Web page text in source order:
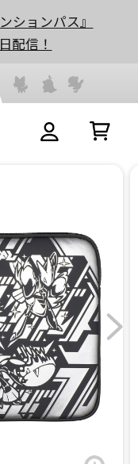
ションパス』
配信！